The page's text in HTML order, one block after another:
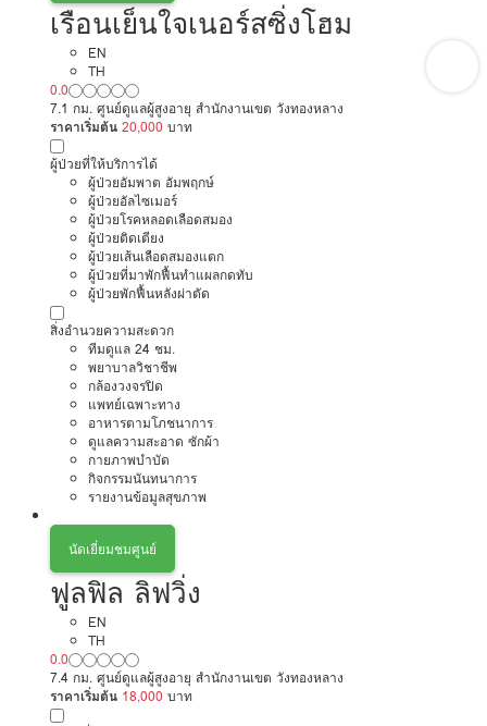
เรือนเย็นใจเนอร์สซิ่งโฮม
EN
TH
0.0
7.1 กม. ศูนย์ดูแลผู้สูงอายุ สำนักงานเขต วังทองหลาง
ราคาเริ่มต้น 20,000 บาท
ผู้ป่วยที่ให้บริการได้
ผู้ป่วยอัมพาต อัมพฤกษ์
ผู้ป่วยอัลไซเมอร์
ผู้ป่วยโรคหลอดเลือดสมอง
ผู้ป่วยติดเตียง
ผู้ป่วยเส้นเลือดสมองแตก
ผู้ป่วยที่มาพักฟื้นทำแผลกดทับ
ผู้ป่วยพักฟื้นหลังผ่าตัด
สิ่งอำนวยความสะดวก
ทีมดูแล 24 ชม.
พยาบาลวิชาชีพ
กล้องวงจรปิด
แพทย์เฉพาะทาง
อาหารตามโภชนาการ
ดูแลความสะอาด ซักผ้า
กายภาพบำบัด
กิจกรรมนันทนาการ
รายงานข้อมูลสุขภาพ
นัดเยี่ยมชมศูนย์
ฟูลฟิล ลิฟวิ่ง
EN
TH
0.0
7.4 กม. ศูนย์ดูแลผู้สูงอายุ สำนักงานเขต วังทองหลาง
ราคาเริ่มต้น 18,000 บาท